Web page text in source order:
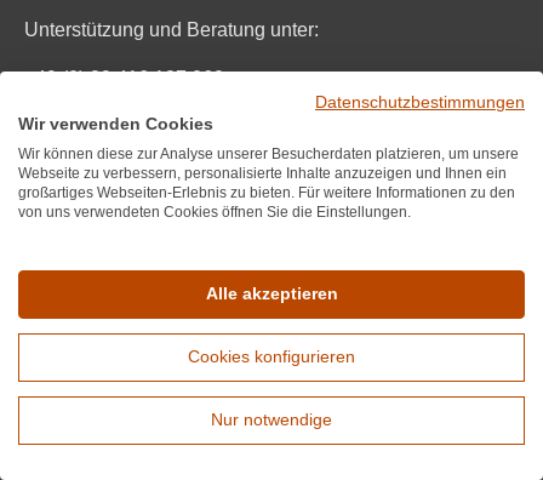
Unterstützung und Beratung unter:
+49 (0) 89 416 137 060
Mo-Fr, 10:00 - 17:00 Uhr
Mail:info@wirwinzer.de
Informationen
Wir über uns
Datenschutz
Erweiterte Suche
Datenschutzbestimmungen
Wir verwenden Cookies
Wir können diese zur Analyse unserer Besucherdaten platzieren, um unsere
Webseite zu verbessern, personalisierte Inhalte anzuzeigen und Ihnen ein
großartiges Webseiten-Erlebnis zu bieten. Für weitere Informationen zu den
von uns verwendeten Cookies öffnen Sie die Einstellungen.
Alle akzeptieren
Cookies konfigurieren
Nur notwendige